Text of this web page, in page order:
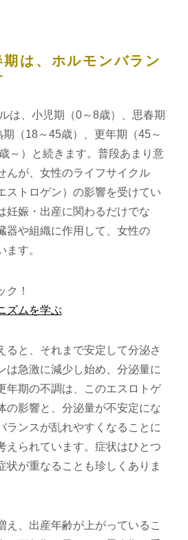
は、ホルモンバラン
は、小児期（0～8歳）、思春期
期（18～45歳）、更年期（45～
～）と続きます。普段あまり意
んが、女性のライフサイクル
ストロゲン）の影響を受けてい
妊娠・出産に関わるだけでな
器や組織に作用して、女性の
ます。
ク！
ズムを学ぶ
ると、それまで安定して分泌さ
は急激に減少し始め、分泌量に
年期の不調は、このエスロトゲ
の影響と、分泌量が不安定にな
ランスが乱れやすくなることに
えられています。症状はひとつ
状が重なることも珍しくありま
え、出産年齢が上がっているこ